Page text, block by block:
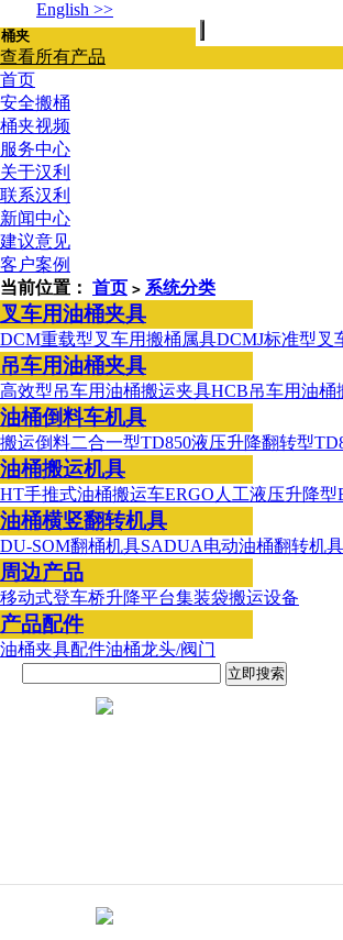
English >>
查看所有产品
首页
安全搬桶
桶夹视频
服务中心
关于汉利
联系汉利
新闻中心
建议意见
客户案例
当前位置： 首页 > 系统分类
叉车用油桶夹具
DCM重载型叉车用搬桶属具DCMJ标准型叉
吊车用油桶夹具
高效型吊车用油桶搬运夹具HCB吊车用油桶
油桶倒料车机具
搬运倒料二合一型TD850液压升降翻转型
油桶搬运机具
HT手推式油桶搬运车ERGO人工液压升降型
油桶横竖翻转机具
DU-SOM翻桶机具SADUA电动油桶翻转机具
周边产品
移动式登车桥升降平台集装袋搬运设备
产品配件
油桶夹具配件油桶龙头/阀门